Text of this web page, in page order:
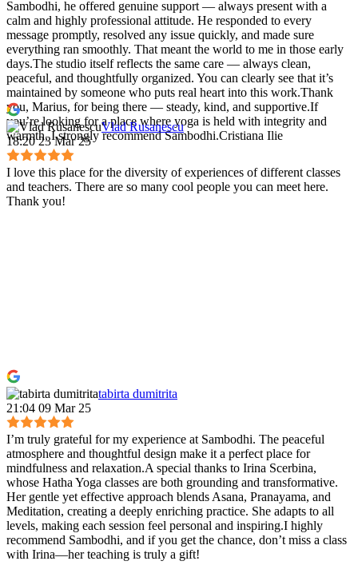
Sambodhi, he offered genuine support — always present with a
calm and highly professional attitude. He responded to every
message promptly, resolved any issue quickly, and made sure
everything ran smoothly. That meant the world to me in those early
days.The studio itself reflects the same care — always clean,
peaceful, and thoughtfully organized. You can clearly see that it’s
maintained by someone who puts real heart into this work.Thank
you, Marius, for being there — steady, kind, and supportive.If
you’re looking for a place where yoga is held with integrity and
warmth, I strongly recommend Sambodhi.Cristiana Ilie
Vlad Rusanescu
18:20 23 Mar 25
I love this place for the diversity of experiences of different classes
and teachers. There are so many cool people you can meet here.
Thank you!
tabirta dumitrita
21:04 09 Mar 25
I’m truly grateful for my experience at Sambodhi. The peaceful
atmosphere and thoughtful design make it a perfect place for
mindfulness and relaxation.A special thanks to Irina Scerbina,
whose Hatha Yoga classes are both grounding and transformative.
Her gentle yet effective approach blends Asana, Pranayama, and
Meditation, creating a deeply enriching practice. She adapts to all
levels, making each session feel personal and inspiring.I highly
recommend Sambodhi, and if you get the chance, don’t miss a class
with Irina—her teaching is truly a gift!